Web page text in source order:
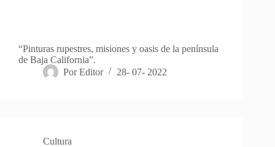
“Pinturas rupestres, misiones y oasis de la península
de Baja California”.
Por Editor 28- 07- 2022
Cultura